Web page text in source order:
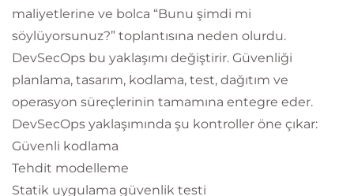
maliyetlerine ve bolca “Bunu şimdi mi
söylüyorsunuz?” toplantısına neden olurdu.
DevSecOps bu yaklaşımı değiştirir. Güvenliği
planlama, tasarım, kodlama, test, dağıtım ve
operasyon süreçlerinin tamamına entegre eder.
DevSecOps yaklaşımında şu kontroller öne çıkar:
Güvenli kodlama
Tehdit modelleme
Statik uygulama güvenlik testi